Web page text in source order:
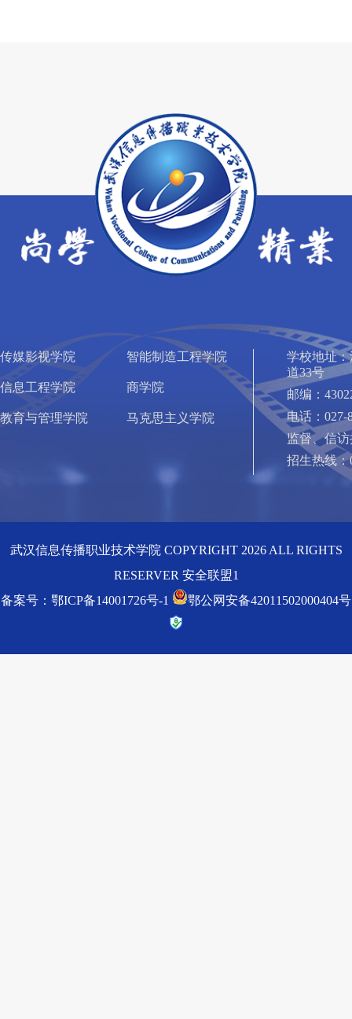
传媒影视学院 智能制造工程学院
信息工程学院 商学院
教育与管理学院 马克思主义学院
学校地址
道33号
邮编：
电话：027-
监督、信访
招生热线：
武汉信息传播职业技术学院 COPYRIGHT 2026 ALL RIGHTS
RESERVER 安全联盟1
备案号：鄂ICP备14001726号-1
鄂公网安备42011502000404号